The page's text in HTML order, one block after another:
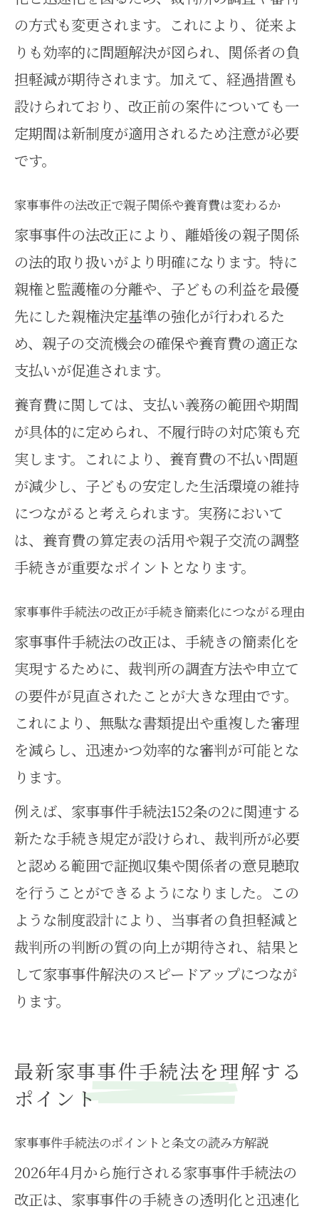
家事事件改正による養育費請求権
の実務的な留意点
家事事件手続法の施行日と実務上の注
意点
家事事件手続法改正の正式な施行
実務ポイント
家事事件の改正法が適用される範
囲と経過措置
家事事件手続規則や民事訴訟法準
用の実際の流れ
今押さえたい家事事件の制度変更と対
応策
家事事件の制度変更点と生活への
影響を整理
家事事件改正に即した実務対応策
の考え方
の準備法
家事事件の新制度を活かす家庭内
対策のヒント
家事事件手続法の改正内容を正確
に理解する方法
の方式も変更されます。これにより、従来よ
りも効率的に問題解決が図られ、関係者の負
担軽減が期待されます。加えて、経過措置も
設けられており、改正前の案件についても一
定期間は新制度が適用されるため注意が必要
です。
家事事件の法改正で親子関係や養育費は変わるか
家事事件の法改正により、離婚後の親子関係
の法的取り扱いがより明確になります。特に
親権と監護権の分離や、子どもの利益を最優
先にした親権決定基準の強化が行われるた
め、親子の交流機会の確保や養育費の適正な
支払いが促進されます。
養育費に関しては、支払い義務の範囲や期間
が具体的に定められ、不履行時の対応策も充
実します。これにより、養育費の不払い問題
が減少し、子どもの安定した生活環境の維持
につながると考えられます。実務において
は、養育費の算定表の活用や親子交流の調整
手続きが重要なポイントとなります。
家事事件手続法の改正が手続き簡素化につながる理由
家事事件手続法の改正は、手続きの簡素化を
実現するために、裁判所の調査方法や申立て
の要件が見直されたことが大きな理由です。
これにより、無駄な書類提出や重複した審理
を減らし、迅速かつ効率的な審判が可能とな
ります。
例えば、家事事件手続法152条の2に関連する
新たな手続き規定が設けられ、裁判所が必要
と認める範囲で証拠収集や関係者の意見聴取
を行うことができるようになりました。この
ような制度設計により、当事者の負担軽減と
裁判所の判断の質の向上が期待され、結果と
して家事事件解決のスピードアップにつなが
ります。
最新家事事件手続法を理解する
ポイント
家事事件手続法のポイントと条文の読み方解説
2026年4月から施行される家事事件手続法の
改正は、家事事件の手続きの透明化と迅速化